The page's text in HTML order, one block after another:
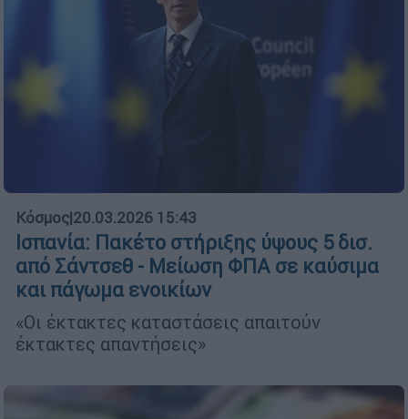
Κόσμος|20.03.2026 15:43
Ισπανία: Πακέτο στήριξης ύψους 5 δισ.
από Σάντσεθ - Μείωση ΦΠΑ σε καύσιμα
και πάγωμα ενοικίων
«Οι έκτακτες καταστάσεις απαιτούν
έκτακτες απαντήσεις»